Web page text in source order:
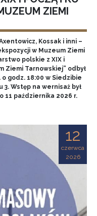
ZIEMI
Kossak i inni –
w Muzeum Ziemi
polskie z XIX i
Ziemi Tarnowskiej” odbył
godz. 18:00 w Siedzibie
3. Wstęp na wernisaż był
11 października 2026 r.
12
czerwca
2026